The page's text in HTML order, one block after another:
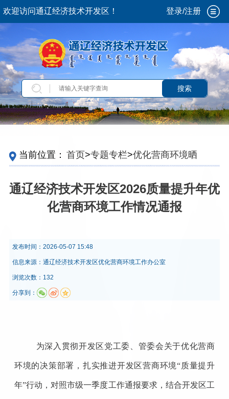
欢迎访问通辽经济技术开发区！ 登录/注册
搜索
当前位置： 首页>专题专栏>优化营商环境晒单
平台
通辽经济技术开发区2026质量提升年优
化营商环境工作情况通报
发布时间： 2026-05-07 15:48
信息来源： 通辽经济技术开发区优化营商环境工作办公室
浏览次数：132
分享到：
为深入贯彻开发区党工委、 管委会关于优化营商
环境的决策部署，扎实推进开发区营商环境“质量提升
年”行动，对照市级一季度工作通报要求，结合开发区工